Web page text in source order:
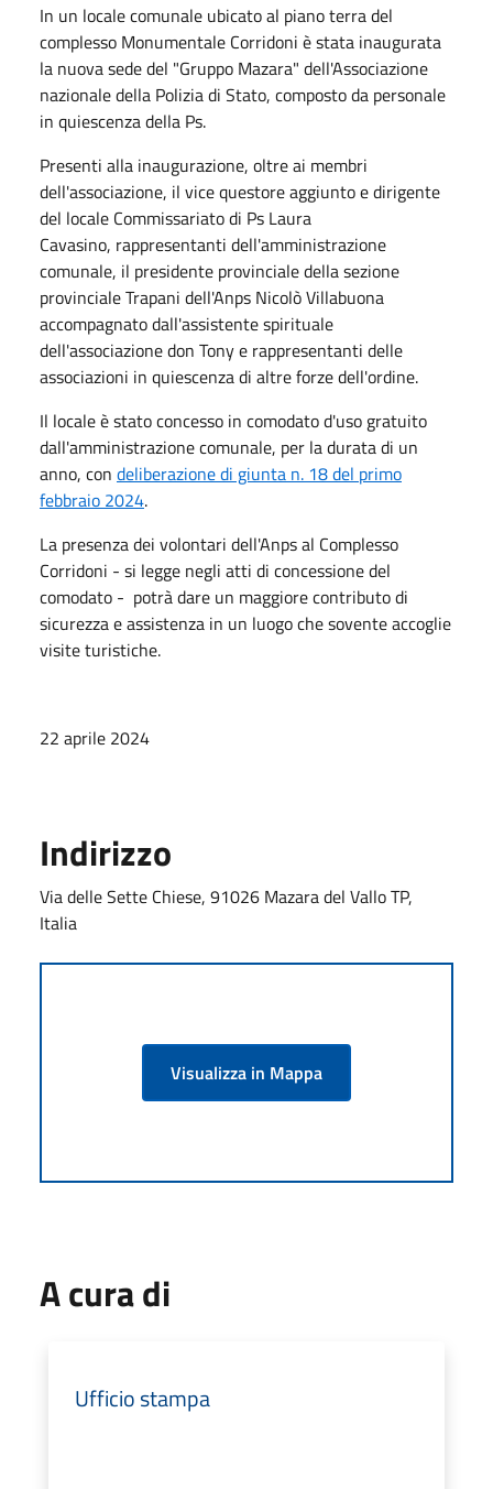
In un locale comunale ubicato al piano terra del
complesso Monumentale Corridoni è stata inaugurata
la nuova sede del "Gruppo Mazara" dell'Associazione
nazionale della Polizia di Stato, composto da personale
in quiescenza della Ps.
Presenti alla inaugurazione, oltre ai membri
dell'associazione, il vice questore aggiunto e dirigente
del locale Commissariato di Ps Laura
Cavasino, rappresentanti dell'amministrazione
comunale, il presidente provinciale della sezione
provinciale Trapani dell'Anps Nicolò Villabuona
accompagnato dall'assistente spirituale
dell'associazione don Tony e rappresentanti delle
associazioni in quiescenza di altre forze dell'ordine.
Il locale è stato concesso in comodato d'uso gratuito
dall'amministrazione comunale, per la durata di un
anno, con deliberazione di giunta n. 18 del primo
febbraio 2024.
La presenza dei volontari dell'Anps al Complesso
Corridoni - si legge negli atti di concessione del
comodato - potrà dare un maggiore contributo di
sicurezza e assistenza in un luogo che sovente accoglie
visite turistiche.
22 aprile 2024
Indirizzo
Via delle Sette Chiese, 91026 Mazara del Vallo TP,
Italia
Visualizza in Mappa
A cura di
Ufficio stampa